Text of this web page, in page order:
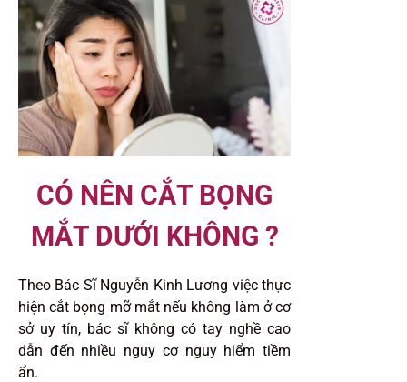
CÓ NÊN CẮT BỌNG
MẮT DƯỚI KHÔNG ?
Theo Bác Sĩ Nguyễn Kinh Lương việc thực
hiện cắt bọng mỡ mắt nếu không làm ở cơ
sở uy tín, bác sĩ không có tay nghề cao
dẫn đến nhiều nguy cơ nguy hiểm tiềm
ẩn.